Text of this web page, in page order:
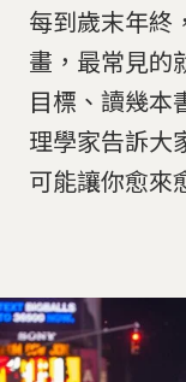
每到歲末年終
畫，最常見的
目標、讀幾本
理學家告訴大
可能讓你愈來